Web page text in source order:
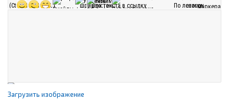
Загрузить изображение